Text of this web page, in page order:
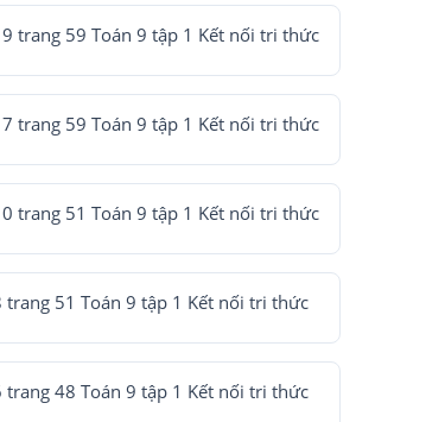
trang 59 Toán 9 tập 1 Kết nối tri thức
trang 59 Toán 9 tập 1 Kết nối tri thức
trang 51 Toán 9 tập 1 Kết nối tri thức
trang 51 Toán 9 tập 1 Kết nối tri thức
trang 48 Toán 9 tập 1 Kết nối tri thức